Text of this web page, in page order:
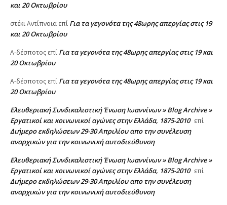
και 20 Οκτωβρίου
στέκι Αντίπνοια επί Για τα γεγονότα της 48ωρης απεργίας στις 19
και 20 Οκτωβρίου
A-δέσποτος επί Για τα γεγονότα της 48ωρης απεργίας στις 19 και
20 Οκτωβρίου
A-δέσποτος επί Για τα γεγονότα της 48ωρης απεργίας στις 19 και
20 Οκτωβρίου
Ελευθεριακή Συνδικαλιστική Ένωση Ιωαννίνων » Blog Archive »
Εργατικοί και κοινωνικοί αγώνες στην Ελλάδα, 1875-2010 επί
Διήμερο εκδηλώσεων 29-30 Απριλίου απο την συνέλευση
αναρχικών για την κοινωνική αυτοδιεύθυνση
Ελευθεριακή Συνδικαλιστική Ένωση Ιωαννίνων » Blog Archive »
Εργατικοί και κοινωνικοί αγώνες στην Ελλάδα, 1875-2010 επί
Διήμερο εκδηλώσεων 29-30 Απριλίου απο την συνέλευση
αναρχικών για την κοινωνική αυτοδιεύθυνση